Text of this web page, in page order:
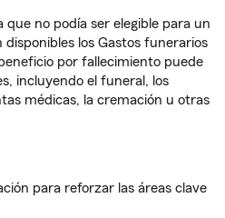
que no podía ser elegible para un
los Gastos funerarios
por fallecimiento puede
incluyendo el funeral, los
médicas, la cremación u otras
para reforzar las áreas clave